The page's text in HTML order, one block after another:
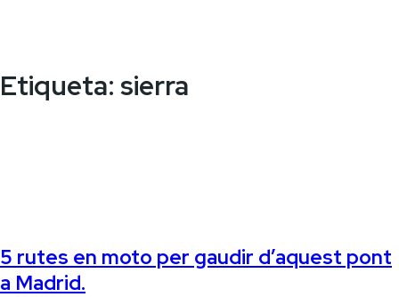
Etiqueta: sierra
5 rutes en moto per gaudir d’aquest pont
a Madrid.